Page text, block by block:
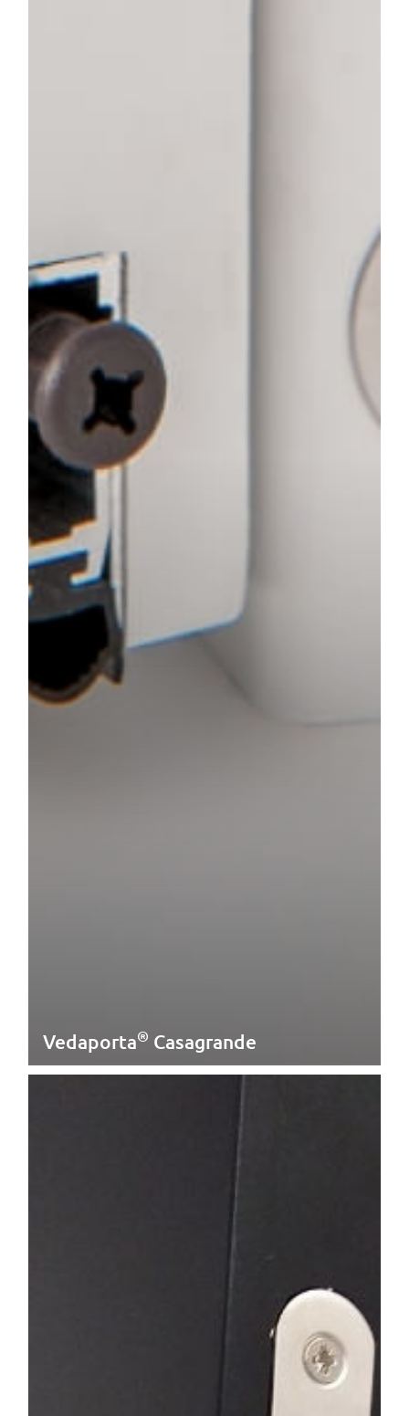
Vedaporta® Casagrande
SAIBA MAIS